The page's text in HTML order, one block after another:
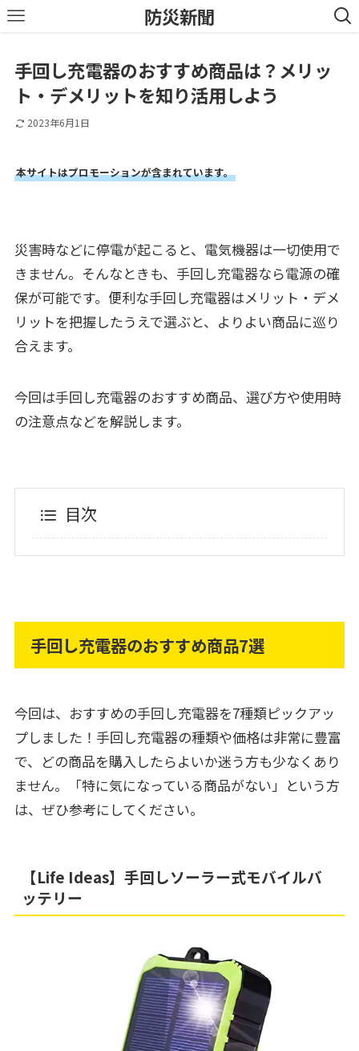
防災新聞
手回し充電器のおすすめ商品は？メリッ
ト・デメリットを知り活用しよう
2023年6月1日
本サイトはプロモーションが含まれています。
災害時などに停電が起こると、電気機器は一切使用で
きません。そんなときも、手回し充電器なら電源の確
保が可能です。便利な手回し充電器はメリット・デメ
リットを把握したうえで選ぶと、よりよい商品に巡り
合えます。
今回は手回し充電器のおすすめ商品、選び方や使用時
の注意点などを解説します。
目次
手回し充電器のおすすめ商品7選
今回は、おすすめの手回し充電器を7種類ピックアッ
プしました！手回し充電器の種類や価格は非常に豊富
で、どの商品を購入したらよいか迷う方も少なくあり
ません。「特に気になっている商品がない」という方
は、ぜひ参考にしてください。
【Life Ideas】手回しソーラー式モバイルバ
ッテリー